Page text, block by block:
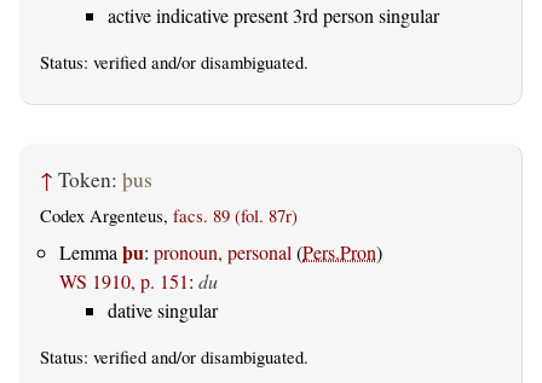
active indicative present 3rd person singular
Status: verified and/or disambiguated.
↑ Token: þus
Codex Argenteus, facs. 89 (fol. 87r)
Lemma þu: pronoun, personal (Pers.Pron)
WS 1910, p. 151: du
dative singular
Status: verified and/or disambiguated.